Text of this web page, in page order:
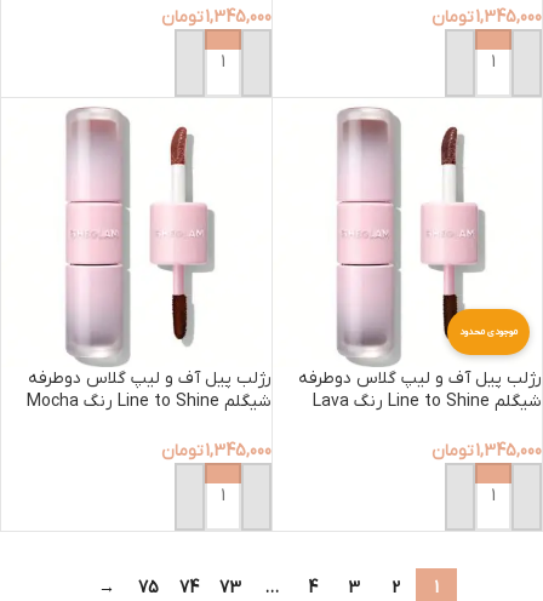
1,345,000تومان
افزودن به سبد خرید
1,345,000تومان
افزودن به سبد خرید
موجودی محدود
رژلب پیل آف و لیپ گلاس دوطرفه
شیگلم Line to Shine رنگ Lava
1,345,000تومان
افزودن به سبد خرید
رژلب پیل آف و لیپ گلاس دوطرفه
شیگلم Line to Shine رنگ Mocha
1,345,000تومان
افزودن به سبد خرید
1
2
3
4
…
73
74
75
→